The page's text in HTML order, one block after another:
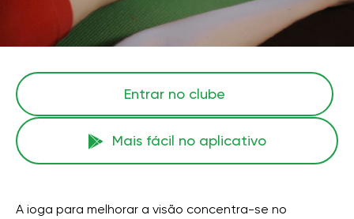
Entrar no clube
Mais fácil no aplicativo
A ioga para melhorar a visão concentra-se no